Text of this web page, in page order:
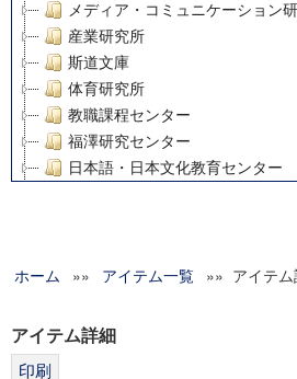
メディア・コミュニケーション
産業研究所
斯道文庫
体育研究所
教職課程センター
福澤研究センター
日本語・日本文化教育センター
グローバルリサーチインスティテ
科学研究費補助金研究成果報告書
ホーム »» アイテム一覧 »» アイテム
アイテム詳細